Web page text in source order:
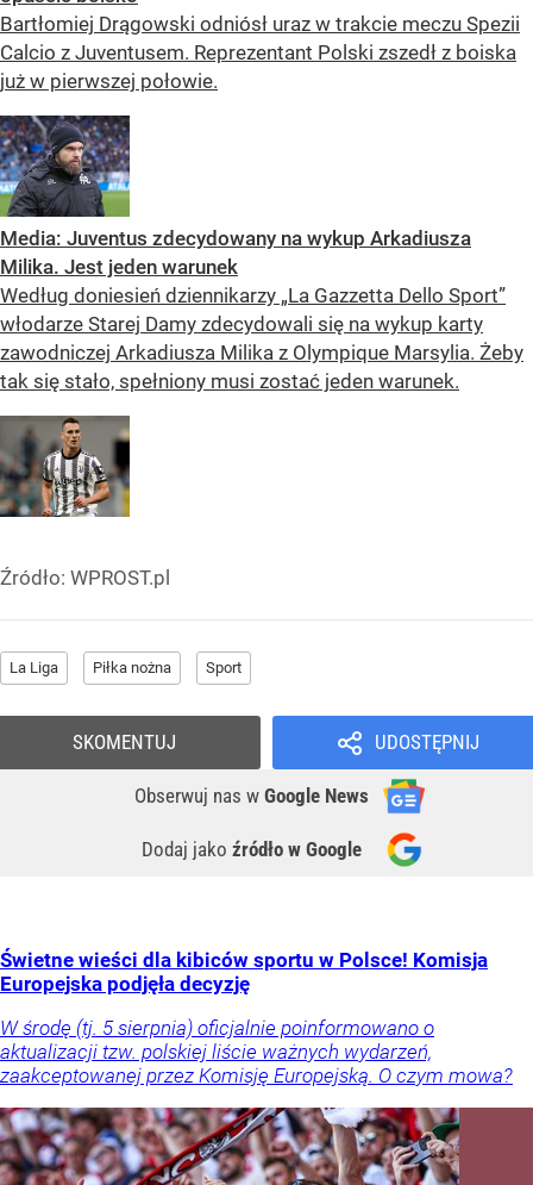
Bartłomiej Drągowski odniósł uraz w trakcie meczu Spezii
Calcio z Juventusem. Reprezentant Polski zszedł z boiska
już w pierwszej połowie.
Media: Juventus zdecydowany na wykup Arkadiusza
Milika. Jest jeden warunek
Według doniesień dziennikarzy „La Gazzetta Dello Sport”
włodarze Starej Damy zdecydowali się na wykup karty
zawodniczej Arkadiusza Milika z Olympique Marsylia. Żeby
tak się stało, spełniony musi zostać jeden warunek.
Źródło: WPROST.pl
La Liga Piłka nożna Sport
UDOSTĘPNIJ
Obserwuj nas w Google News
Dodaj jako źródło w Google
SKOMENTUJ
Świetne wieści dla kibiców sportu w Polsce! Komisja
Europejska podjęła decyzję
W środę (tj. 5 sierpnia) oficjalnie poinformowano o
aktualizacji tzw. polskiej liście ważnych wydarzeń,
zaakceptowanej przez Komisję Europejską. O czym mowa?